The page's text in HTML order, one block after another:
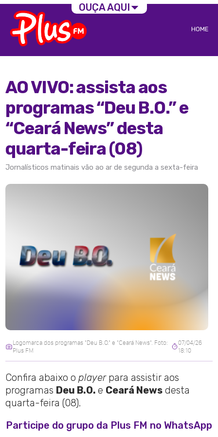
HOME
AO VIVO: assista aos
programas “Deu B.O.” e
“Ceará News” desta
quarta-feira (08)
Jornalísticos matinais vão ao ar de segunda a sexta-feira
Logomarca dos programas "Deu B.O." e "Ceará News". Foto:
Plus FM
07/04/26
18:10
Confira abaixo oplayerpara assistir aos
programas Deu B.O.e Ceará News desta
quarta-feira (08).
Participe do grupo da Plus FM no WhatsApp
OUÇA AQUI